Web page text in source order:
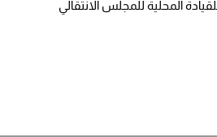
المحلية للمجلس الانتقالي